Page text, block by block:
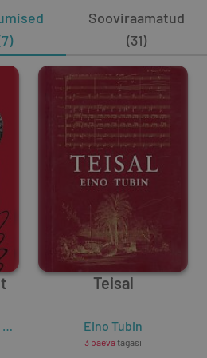
Sooviraamatud
(31)
Teisal
Eino Tubin
3 päevatagasi